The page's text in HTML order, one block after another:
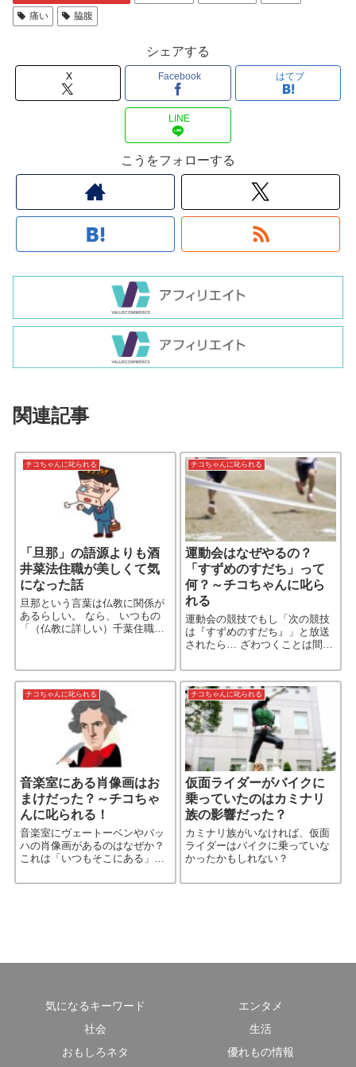
痛い
脇腹
シェアする
X Facebook はてブ
LINE
こうをフォローする
関連記事
チコちゃんに叱られる
「旦那」の語源よりも酒
井菜法住職が美しくて気
になった話
旦那という言葉は仏教に関係が
あるらしい。 なら、 いつもの
「（仏教に詳しい）千葉住職」
きや… …なんと、とても綺麗な
尼さんが出てきた。 酒井菜［…
続きを読む］
チコちゃんに叱られる
運動会はなぜやるの？
「すずめのすだち」って
何？～チコちゃんに叱ら
れる
運動会の競技でもし「次の競技
は『すずめのすだち』」と放送
されたら… ざわつくことは間違
チコちゃんに叱られる
音楽室にある肖像画はお
まけだった？～チコちゃ
んに叱られる！
音楽室にヴェートーベンやバッ
ハの肖像画があるのはなぜか？
これは「いつもそこにある」も
てその理由を考えようとはしな
チコちゃんに叱られる
仮面ライダーがバイクに
乗っていたのはカミナリ
族の影響だった？
カミナリ族がいなければ、仮面
ライダーはバイクに乗っていな
かったかもしれない？
気になるキーワード
エンタメ
社会
生活
おもしろネタ
優れもの情報